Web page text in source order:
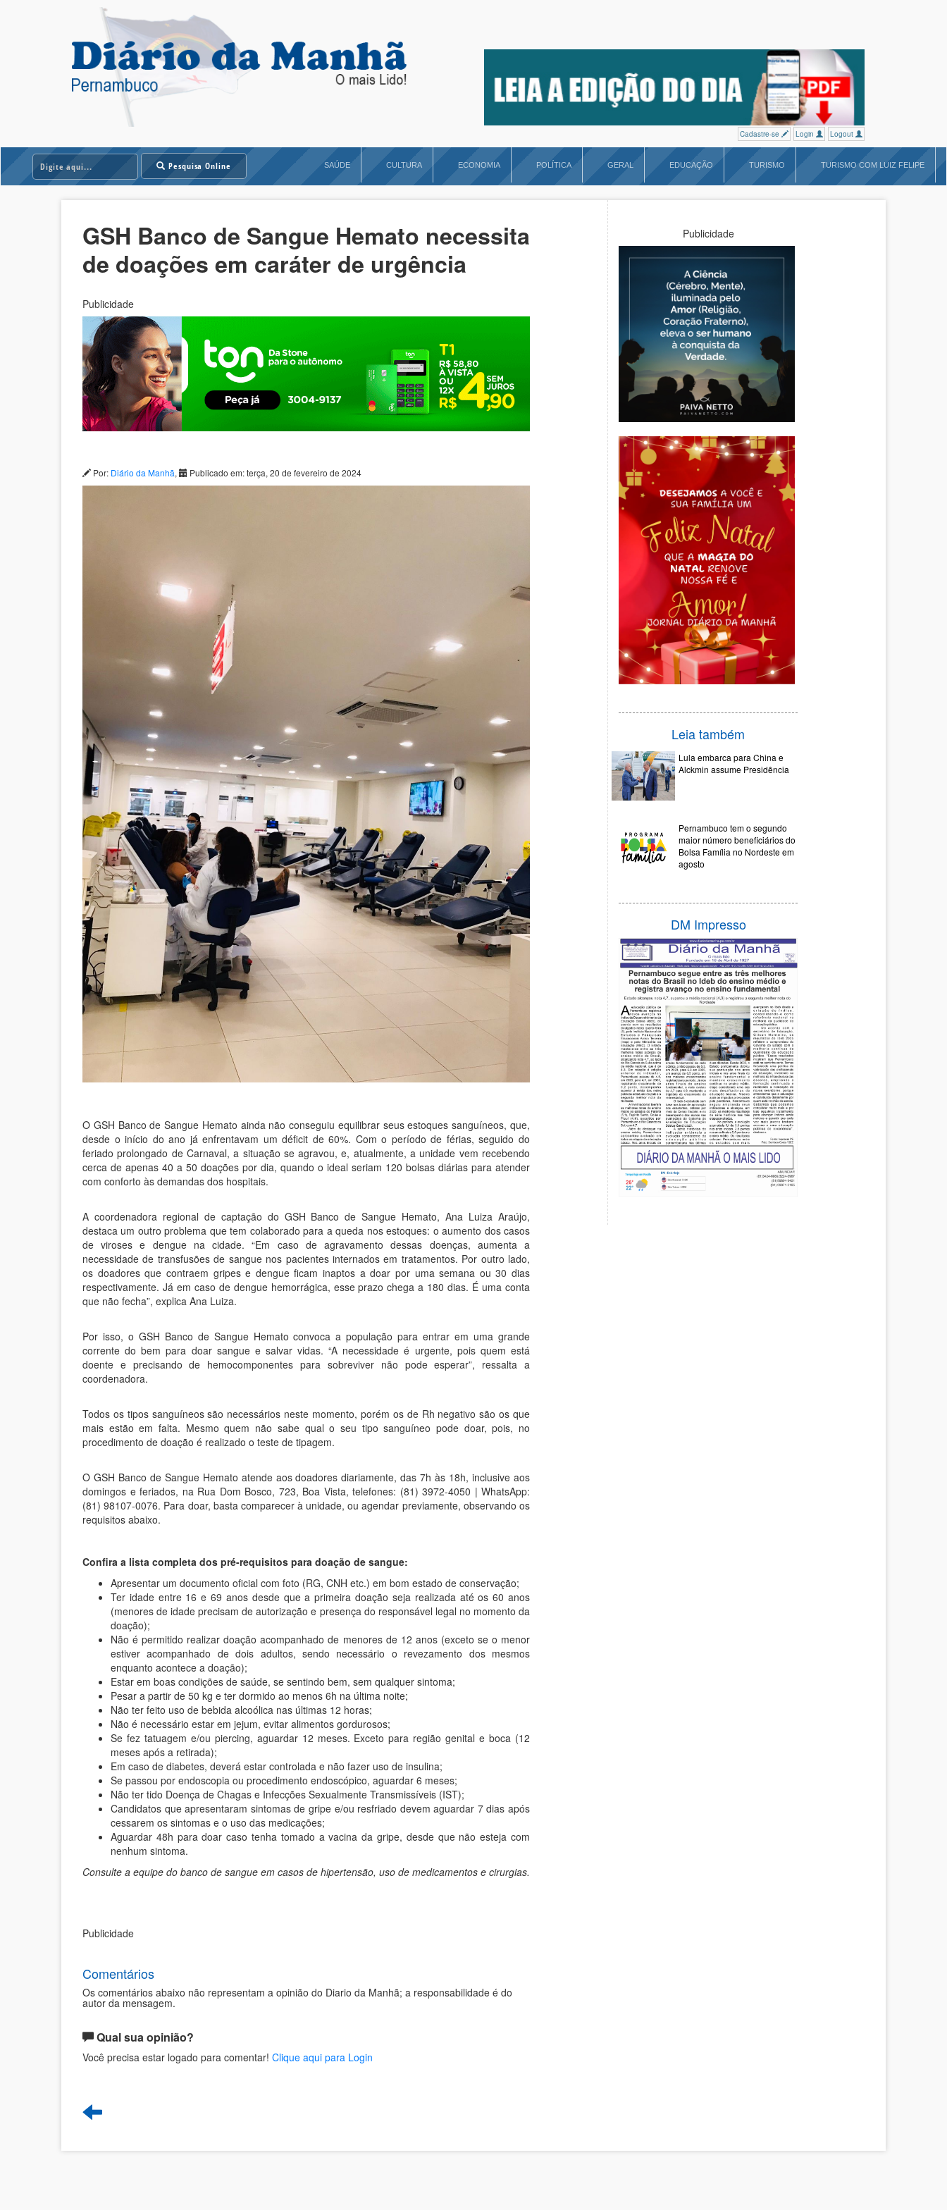
Cadastre-se Login Logout
Pesquisa Online SAÚDE CULTURA ECONOMIA POLÍTICA GERAL EDUCAÇÃO TURISMO TURISMO COM LUIZ FELIPE
GSH Banco de Sangue Hemato necessita
de doações em caráter de urgência
Publicidade
Por: Diário da Manhã, Publicado em: terça, 20 de fevereiro de 2024
O GSH Banco de Sangue Hemato ainda não conseguiu equilibrar seus estoques sanguíneos, que,
desde o início do ano já enfrentavam um déficit de 60%. Com o período de férias, seguido do
feriado prolongado de Carnaval, a situação se agravou, e, atualmente, a unidade vem recebendo
cerca de apenas 40 a 50 doações por dia, quando o ideal seriam 120 bolsas diárias para atender
com conforto às demandas dos hospitais.
A coordenadora regional de captação do GSH Banco de Sangue Hemato, Ana Luiza Araújo,
destaca um outro problema que tem colaborado para a queda nos estoques: o aumento dos casos
de viroses e dengue na cidade. “Em caso de agravamento dessas doenças, aumenta a
necessidade de transfusões de sangue nos pacientes internados em tratamentos. Por outro lado,
os doadores que contraem gripes e dengue ficam inaptos a doar por uma semana ou 30 dias
respectivamente. Já em caso de dengue hemorrágica, esse prazo chega a 180 dias. É uma conta
que não fecha”, explica Ana Luiza.
Por isso, o GSH Banco de Sangue Hemato convoca a população para entrar em uma grande
corrente do bem para doar sangue e salvar vidas. “A necessidade é urgente, pois quem está
doente e precisando de hemocomponentes para sobreviver não pode esperar”, ressalta a
coordenadora.
Todos os tipos sanguíneos são necessários neste momento, porém os de Rh negativo são os que
mais estão em falta. Mesmo quem não sabe qual o seu tipo sanguíneo pode doar, pois, no
procedimento de doação é realizado o teste de tipagem.
O GSH Banco de Sangue Hemato atende aos doadores diariamente, das 7h às 18h, inclusive aos
domingos e feriados, na Rua Dom Bosco, 723, Boa Vista, telefones: (81) 3972-4050 | WhatsApp:
(81) 98107-0076. Para doar, basta comparecer à unidade, ou agendar previamente, observando os
requisitos abaixo.
Confira a lista completa dos pré-requisitos para doação de sangue:
Apresentar um documento oficial com foto (RG, CNH etc.) em bom estado de conservação;
Ter idade entre 16 e 69 anos desde que a primeira doação seja realizada até os 60 anos
(menores de idade precisam de autorização e presença do responsável legal no momento da
doação);
Não é permitido realizar doação acompanhado de menores de 12 anos (exceto se o menor
estiver acompanhado de dois adultos, sendo necessário o revezamento dos mesmos
enquanto acontece a doação);
Estar em boas condições de saúde, se sentindo bem, sem qualquer sintoma;
Pesar a partir de 50 kg e ter dormido ao menos 6h na última noite;
Não ter feito uso de bebida alcoólica nas últimas 12 horas;
Não é necessário estar em jejum, evitar alimentos gordurosos;
Se fez tatuagem e/ou piercing, aguardar 12 meses. Exceto para região genital e boca (12
meses após a retirada);
Em caso de diabetes, deverá estar controlada e não fazer uso de insulina;
Se passou por endoscopia ou procedimento endoscópico, aguardar 6 meses;
Não ter tido Doença de Chagas e Infecções Sexualmente Transmissíveis (IST);
Candidatos que apresentaram sintomas de gripe e/ou resfriado devem aguardar 7 dias após
cessarem os sintomas e o uso das medicações;
Aguardar 48h para doar caso tenha tomado a vacina da gripe, desde que não esteja com
nenhum sintoma.
Consulte a equipe do banco de sangue em casos de hipertensão, uso de medicamentos e cirurgias.
Publicidade
Comentários
Os comentários abaixo não representam a opinião do Diario da Manhã; a responsabilidade é do
autor da mensagem.
Qual sua opinião?
Você precisa estar logado para comentar! Clique aqui para Login
Publicidade
Leia também
Lula embarca para China e
Alckmin assume Presidência
Pernambuco tem o segundo
maior número beneficiários do
Bolsa Família no Nordeste em
agosto
DM Impresso